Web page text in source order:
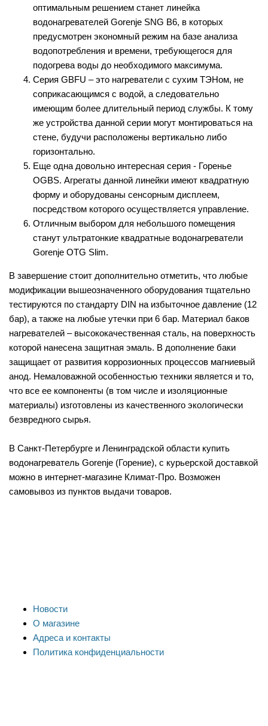
оптимальным решением станет линейка
водонагревателей Gorenje SNG B6, в которых
предусмотрен экономный режим на базе анализа
водопотребления и времени, требующегося для
подогрева воды до необходимого максимума.
Серия GBFU – это нагреватели с сухим ТЭНом, не
соприкасающимся с водой, а следовательно
имеющим более длительный период службы. К тому
же устройства данной серии могут монтироваться на
стене, будучи расположены вертикально либо
горизонтально.
Еще одна довольно интересная серия - Горенье
OGBS. Агрегаты данной линейки имеют квадратную
форму и оборудованы сенсорным дисплеем,
посредством которого осуществляется управление.
Отличным выбором для небольшого помещения
станут ультратонкие квадратные водонагреватели
Gorenje OTG Slim.
В завершение стоит дополнительно отметить, что любые
модификации вышеозначенного оборудования тщательно
тестируются по стандарту DIN на избыточное давление (12
бар), а также на любые утечки при 6 бар. Материал баков
нагревателей – высококачественная сталь, на поверхность
которой нанесена защитная эмаль. В дополнение баки
защищает от развития коррозионных процессов магниевый
анод. Немаловажной особенностью техники является и то,
что все ее компоненты (в том числе и изоляционные
материалы) изготовлены из качественного экологически
безвредного сырья.
В Санкт-Петербурге и Ленинградской области купить
водонагреватель Gorenje (Горение), с курьерской доставкой
можно в интернет-магазине Климат-Про. Возможен
самовывоз из пунктов выдачи товаров.
Новости
О магазине
Адреса и контакты
Политика конфиденциальности